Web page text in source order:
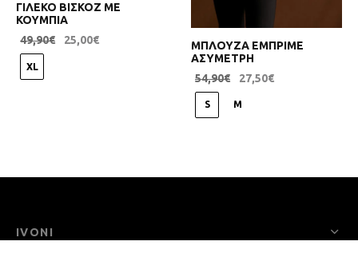
ΓΙΛΕΚΟ ΒΙΣΚΟΖ ΜΕ
ΚΟΥΜΠΙΑ
49,90€ 25,00€
XL
ΜΠΛΟΥΖΑ ΕΜΠΡΙΜΕ
ΑΣΥΜΕΤΡΗ
54,90€ 27,50€
S M
IVONI